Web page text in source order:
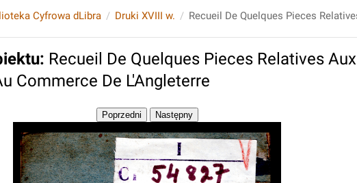
Cyfrowa dLibra Druki XVIII w.
: Recueil De Quelques Pieces Relatives Aux
Commerce De L'Angleterre